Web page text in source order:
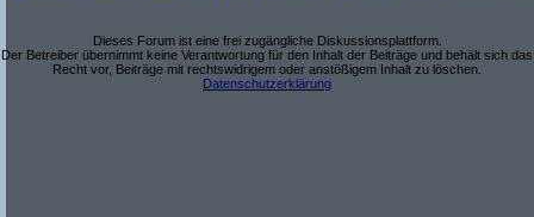
Dieses Forum ist eine frei zugängliche Diskussionsplattform.
Der Betreiber übernimmt keine Verantwortung für den Inhalt der Beiträge und behält sich das
Recht vor, Beiträge mit rechtswidrigem oder anstößigem Inhalt zu löschen.
Datenschutzerklärung